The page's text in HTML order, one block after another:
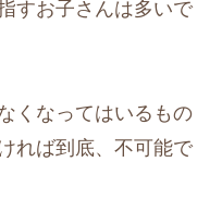
すお子さんは多いで
くなってはいるもの
れば到底、不可能で